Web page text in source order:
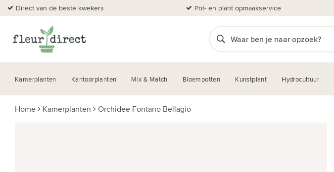
Direct van de beste kwekers Pot- en plant opmaakservice
Kamerplanten Kantoorplanten Mix & Match Bloempotten Kunstplant Hydrocultuur
Home Kamerplanten Orchidee Fontano Bellagio